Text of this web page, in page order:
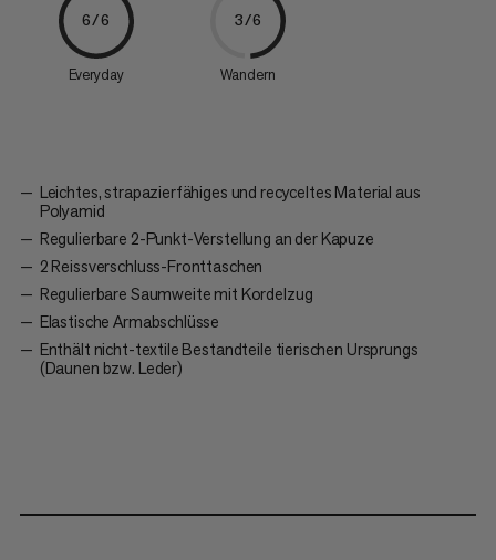
6/6
Everyday
3/6
Wandern
Leichtes, strapazierfähiges und recyceltes Material aus
Polyamid
Regulierbare 2-Punkt-Verstellung an der Kapuze
2 Reissverschluss-Fronttaschen
Regulierbare Saumweite mit Kordelzug
Elastische Armabschlüsse
Enthält nicht-textile Bestandteile tierischen Ursprungs
(Daunen bzw. Leder)